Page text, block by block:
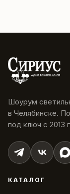
Шоурум
в Челябинске.
под ключ с 2013
КАТАЛОГ